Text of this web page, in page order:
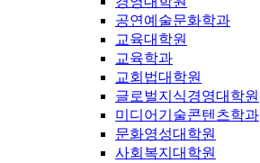
공연예술문화학과
교육대학원
교육학과
교회법대학원
글로벌지식경영대학원
미디어기술콘텐츠학과
문화영성대학원
사회복지대학원